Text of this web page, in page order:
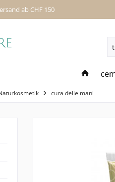
ab CHF 150
cura delle mani